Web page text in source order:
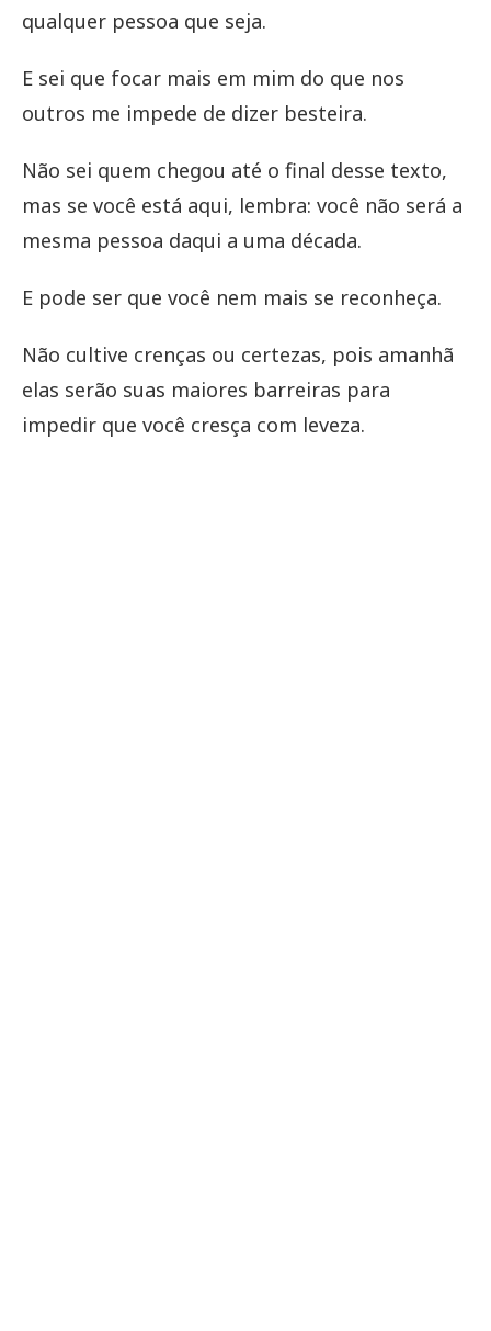
qualquer pessoa que seja.
E sei que focar mais em mim do que nos
outros me impede de dizer besteira.
Não sei quem chegou até o final desse texto,
mas se você está aqui, lembra: você não será a
mesma pessoa daqui a uma década.
E pode ser que você nem mais se reconheça.
Não cultive crenças ou certezas, pois amanhã
elas serão suas maiores barreiras para
impedir que você cresça com leveza.